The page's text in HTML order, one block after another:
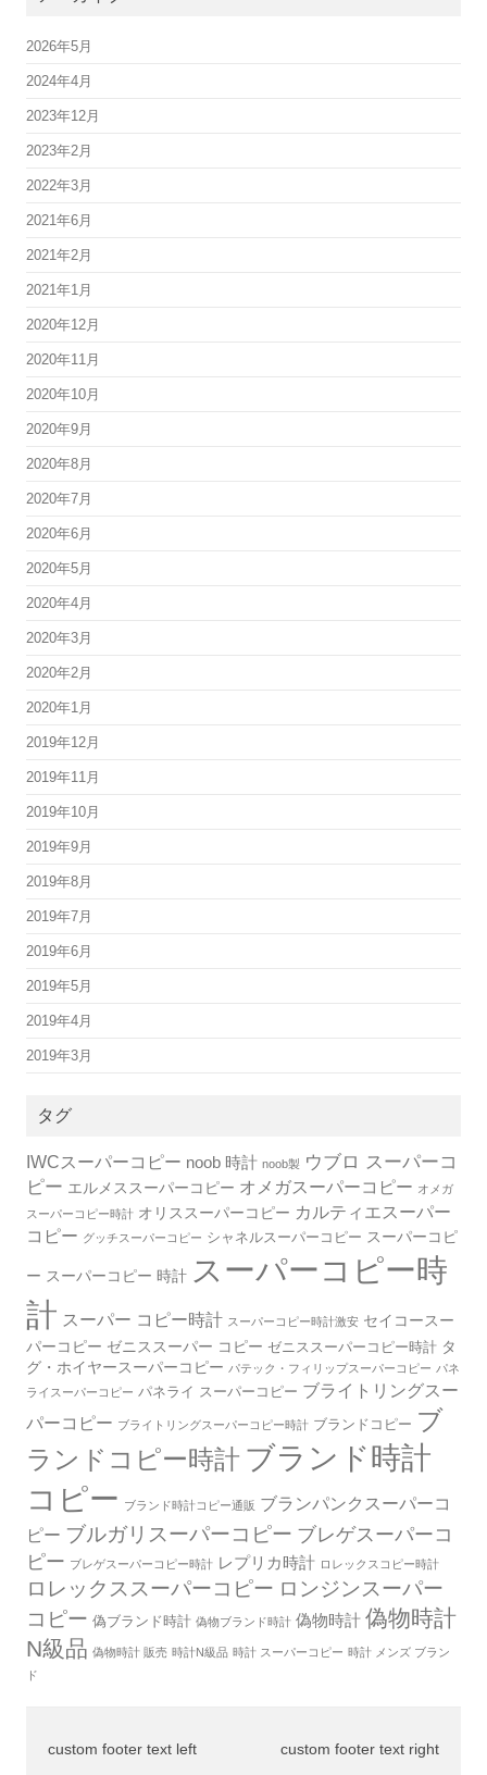
2026年5月
2024年4月
2023年12月
2023年2月
2022年3月
2021年6月
2021年2月
2021年1月
2020年12月
2020年11月
2020年10月
2020年9月
2020年8月
2020年7月
2020年6月
2020年5月
2020年4月
2020年3月
2020年2月
2020年1月
2019年12月
2019年11月
2019年10月
2019年9月
2019年8月
2019年7月
2019年6月
2019年5月
2019年4月
2019年3月
タグ
IWCスーパーコピー noob 時計 noob製 ウブロ スーパーコ
ピー エルメススーパーコピー オメガスーパーコピー オメガ
スーパーコピー時計 オリススーパーコピー カルティエスーパー
コピー グッチスーパーコピー シャネルスーパーコピー スーパーコピ
ー スーパーコピー 時計 スーパーコピー時
計 スーパー コピー時計 スーパーコピー時計激安 セイコースー
パーコピー ゼニススーパー コピー ゼニススーパーコピー時計 タ
グ・ホイヤースーパーコピー パテック・フィリップスーパーコピー パネ
ライスーパーコピー パネライ スーパーコピー ブライトリングスー
パーコピー ブライトリングスーパーコピー時計 ブランドコピー ブ
ランドコピー時計 ブランド時計
コピー ブランド時計コピー通販 ブランパンクスーパーコ
ピー ブルガリスーパーコピー ブレゲスーパーコ
ピー ブレゲスーパーコピー時計 レプリカ時計 ロレックスコピー時計
ロレックススーパーコピー ロンジンスーパー
コピー 偽ブランド時計 偽物ブランド時計 偽物時計 偽物時計
N級品 偽物時計 販売 時計N級品 時計 スーパーコピー 時計 メンズ ブラン
ド
custom footer text left custom footer text right